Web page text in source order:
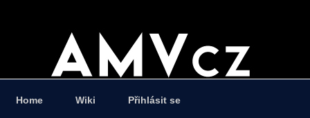
Home Wiki Přihlásit se